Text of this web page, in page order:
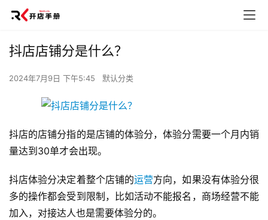
抖店店铺分是什么？
2024年7月9日 下午5:45 默认分类
抖店的店铺分指的是店铺的体验分，体验分需要一个月内销
量达到30单才会出现。
抖店体验分决定着整个店铺的运营方向，如果没有体验分很
多的操作都会受到限制，比如活动不能报名，商场经营不能
加入，对接达人也是需要体验分的。